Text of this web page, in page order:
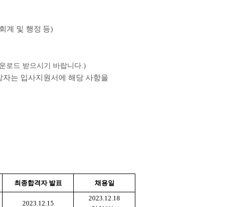
계 및 행정 등)
로드 받으시기 바랍니다.)
는 입사지원서에 해당 사항을
최종합격자 발표 채용일
2023.12.15
2023.12.18